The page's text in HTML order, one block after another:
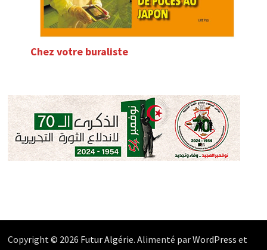
Chez votre buraliste
Copyright © 2026 Futur Algérie. Alimenté parWordPress et